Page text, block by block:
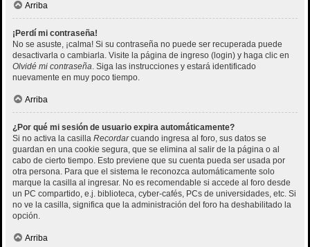
Arriba
¡Perdí mi contraseña!
No se asuste, ¡calma! Si su contraseña no puede ser recuperada puede
desactivarla o cambiarla. Visite la página de ingreso (login) y haga clic en
Olvidé mi contraseña. Siga las instrucciones y estará identificado
nuevamente en muy poco tiempo.
Arriba
¿Por qué mi sesión de usuario expira automáticamente?
Si no activa la casilla Recordarcuando ingresa al foro, sus datos se
guardan en una cookie segura, que se elimina al salir de la página o al
cabo de cierto tiempo. Esto previene que su cuenta pueda ser usada por
otra persona. Para que el sistema le reconozca automáticamente solo
marque la casilla al ingresar. No es recomendable si accede al foro desde
un PC compartido, e.j. biblioteca, cyber-cafés, PCs de universidades, etc. Si
no ve la casilla, significa que la administración del foro ha deshabilitado la
opción.
Arriba